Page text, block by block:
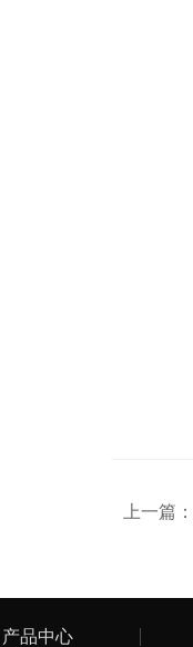
上一篇：
产品中心